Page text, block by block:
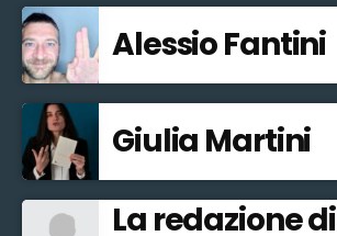
Alessio Fantini
Giulia Martini
La redazione di